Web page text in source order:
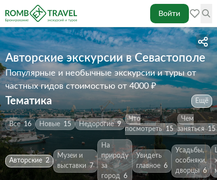
Войти
Авторские экскурсии в Севастополе
Популярные и необычные экскурсии и туры от
частных гидовстоимостью от 4000 ₽
Тематика Ещё
Все 16 Новые 15 Недорогие 9
Что
посмотреть 15
Чем
заняться 15
Авторские 2
Музеи и
выставки 7
На
природу
за
город
6
Увидеть
главное 6
Усадьбы,
особняки,
дворцы 6